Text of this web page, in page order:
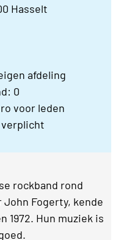
Hasselt
afdeling
0
voor leden
verplicht
rockband rond
Fogerty, kende
1972. Hun muziek is